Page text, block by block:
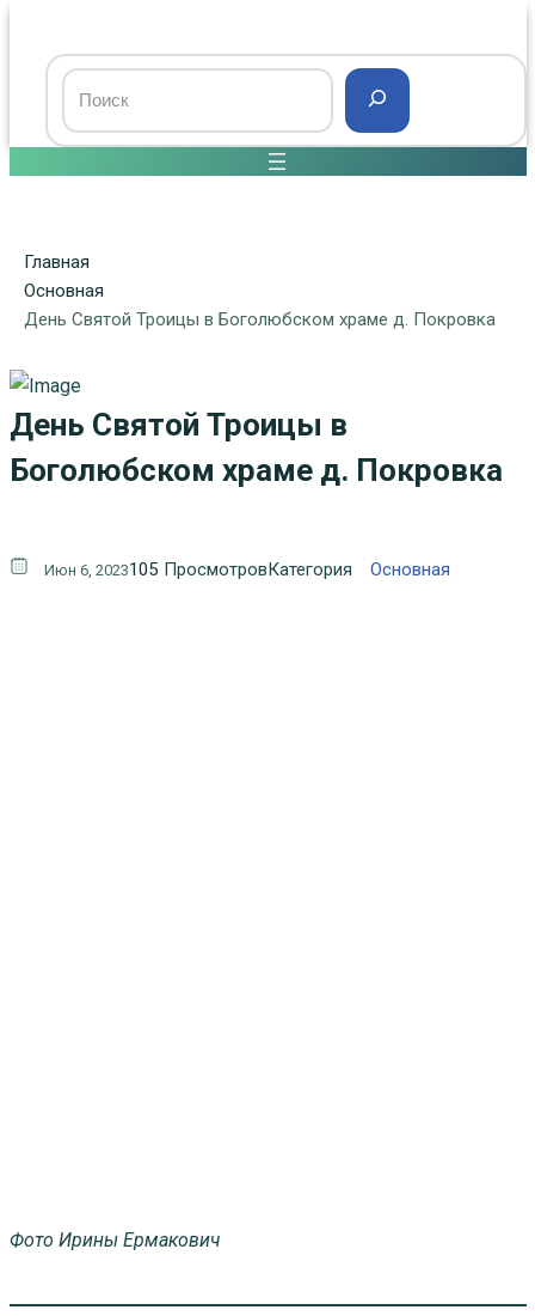
Главная
Основная
День Святой Троицы в Боголюбском храме д. Покровка
День Святой Троицы в
Боголюбском храме д. Покровка
Июн 6, 2023105 ПросмотровКатегория Основная
Фото Ирины Ермакович